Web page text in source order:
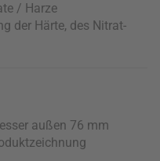
/ Harze
der Härte, des Nitrat-
außen 76 mm